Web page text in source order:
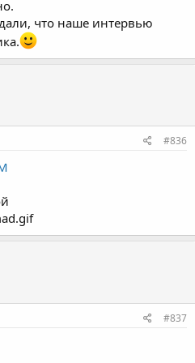
что наше интервью
#836
#837